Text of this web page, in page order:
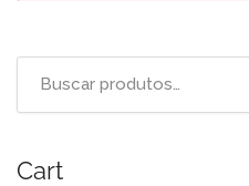
Cart